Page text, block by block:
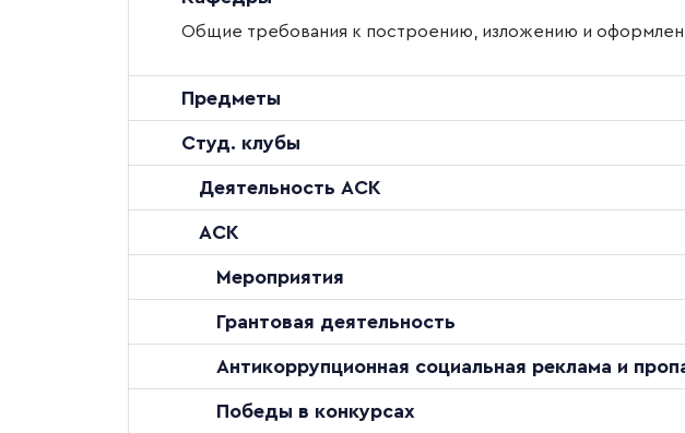
Общие требования к построению, изложению и
Предметы
Студ. клубы
Деятельность АСК
АСК
Мероприятия
Грантовая деятельность
Антикоррупционная социальная реклама и
Победы в конкурсах